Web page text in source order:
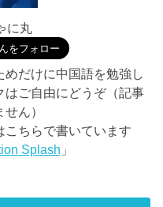
に丸
だけに中国語を勉強し
はご自由にどうぞ（記事
ん）
こちらで書いています
Splash 」